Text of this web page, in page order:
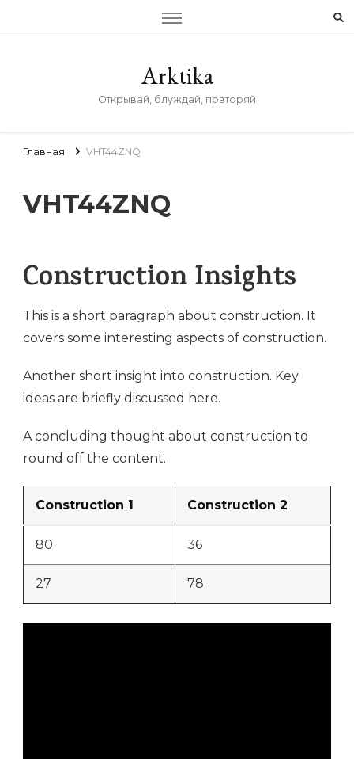
Arktika
Открывай, блуждай, повторяй
Главная VHT44ZNQ
VHT44ZNQ
Construction Insights
This is a short paragraph about construction. It
covers some interesting aspects of construction.
Another short insight into construction. Key
ideas are briefly discussed here.
A concluding thought about construction to
round off the content.
Construction 1 Construction 2
80 36
27 78